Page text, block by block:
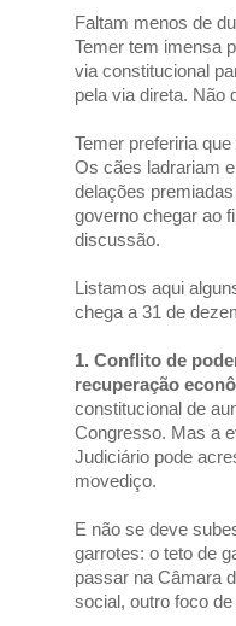
Faltam menos de
Temer tem imensa
via constitucional
pela via direta. Não
Temer preferiria
Os cães ladrariam
delações
governo chegar ao
discussão.
Listamos aqui
chega a 31 de
1. Conflito de
recuperação
constitucional de
Congresso. Mas a
Judiciário pode
movediço.
E não se deve
garrotes: o teto de
passar na Câmara
social, outro foco